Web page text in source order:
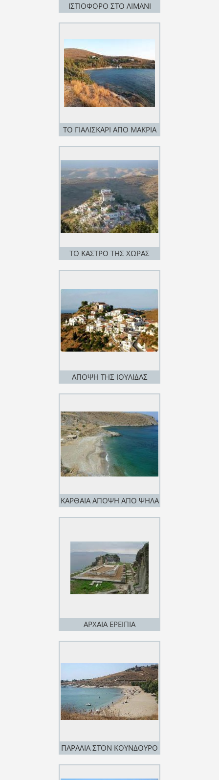
ΙΣΤΙΟΦΟΡΟ ΣΤΟ ΛΙΜΑΝΙ
ΤΟ ΓΙΑΛΙΣΚΑΡΙ ΑΠΟ ΜΑΚΡΙΑ
ΤΟ ΚΑΣΤΡΟ ΤΗΣ ΧΩΡΑΣ
ΑΠΟΨΗ ΤΗΣ ΙΟΥΛΙΔΑΣ
ΚΑΡΘΑΙΑ ΑΠΟΨΗ ΑΠΟ ΨΗΛΑ
ΑΡΧΑΙΑ ΕΡΕΙΠΙΑ
ΠΑΡΑΛΙΑ ΣΤΟΝ ΚΟΥΝΔΟΥΡΟ